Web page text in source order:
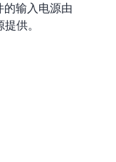
的输入电源由
供。